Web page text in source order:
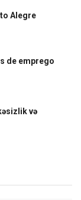
Alegre
de emprego
və